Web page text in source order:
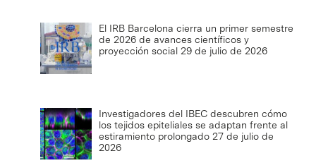
El IRB Barcelona cierra un primer semestre
de 2026 de avances científicos y
proyección social 29 de julio de 2026
Investigadores del IBEC descubren cómo
los tejidos epiteliales se adaptan frente al
estiramiento prolongado 27 de julio de
2026